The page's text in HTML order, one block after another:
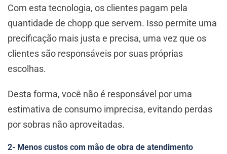
Com esta tecnologia, os clientes pagam pela
quantidade de chopp que servem. Isso permite uma
precificação mais justa e precisa, uma vez que os
clientes são responsáveis por suas próprias
escolhas.
Desta forma, você não é responsável por uma
estimativa de consumo imprecisa, evitando perdas
por sobras não aproveitadas.
2- Menos custos com mão de obra de atendimento